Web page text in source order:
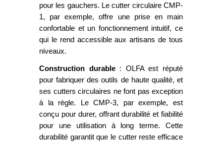
pour les gauchers. Le cutter circulaire CMP-
1, par exemple, offre une prise en main
confortable et un fonctionnement intuitif, ce
qui le rend accessible aux artisans de tous
niveaux.
Construction durable: OLFA est réputé
pour fabriquer des outils de haute qualité, et
ses cutters circulaires ne font pas exception
à la règle. Le CMP-3, par exemple, est
conçu pour durer, offrant durabilité et fiabilité
pour une utilisation à long terme. Cette
durabilité garantit que le cutter reste efficace